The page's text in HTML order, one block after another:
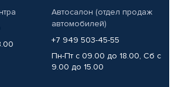
Автосалон (отдел продаж
автомобилей)
+7 949 503-45-55
Пн-Пт с 09.00 до 18.00, Сб с
9.00 до 15.00